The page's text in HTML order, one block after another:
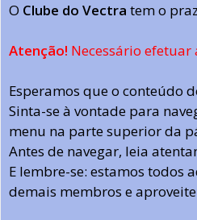
O Clube do Vectra tem o
Atenção! Necessário
Esperamos que o conteúdo
Sinta-se à vontade para
menu na parte superior da
Antes de navegar, leia
E lembre-se: estamos todos
demais membros e